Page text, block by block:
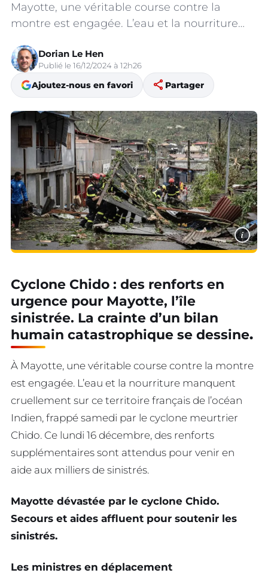
Mayotte, une véritable course contre la
montre est engagée. L’eau et la nourriture…
Dorian Le Hen
Publié le 16/12/2024 à 12h26
Ajoutez-nous en favori share Partager
i
Cyclone Chido : des renforts en
urgence pour Mayotte, l’île
sinistrée. La crainte d’un bilan
humain catastrophique se dessine.
À Mayotte, une véritable course contre la montre
est engagée. L’eau et la nourriture manquent
cruellement sur ce territoire français de l’océan
Indien, frappé samedi par le cyclone meurtrier
Chido. Ce lundi 16 décembre, des renforts
supplémentaires sont attendus pour venir en
aide aux milliers de sinistrés.
Mayotte dévastée par le cyclone Chido.
Secours et aides affluent pour soutenir les
sinistrés.
Les ministres en déplacement